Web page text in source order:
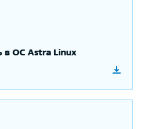
в ОС Astra Linux